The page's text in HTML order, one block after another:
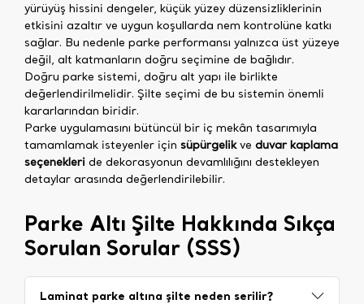
yürüyüş hissini dengeler, küçük yüzey düzensizliklerinin
etkisini azaltır ve uygun koşullarda nem kontrolüne katkı
sağlar. Bu nedenle parke performansı yalnızca üst yüzeye
değil, alt katmanların doğru seçimine de bağlıdır.
Doğru parke sistemi, doğru alt yapı ile birlikte
değerlendirilmelidir. Şilte seçimi de bu sistemin önemli
kararlarından biridir.
Parke uygulamasını bütüncül bir iç mekân tasarımıyla
tamamlamak isteyenler için süpürgelikve duvar kaplama
seçenekleri de dekorasyonun devamlılığını destekleyen
detaylar arasında değerlendirilebilir.
Parke Altı Şilte Hakkında Sıkça
Sorulan Sorular (SSS)
Laminat parke altına şilte neden serilir?